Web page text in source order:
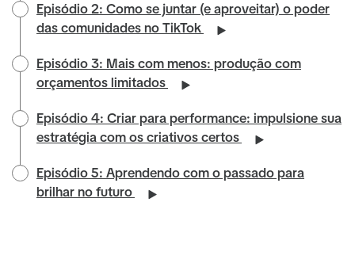
Episódio 2: Como se juntar (e aproveitar) o poder
das comunidades no TikTok
Episódio 3: Mais com menos: produção com
orçamentos limitados
Episódio 4: Criar para performance: impulsione sua
estratégia com os criativos certos
Episódio 5: Aprendendo com o passado para
brilhar no futuro